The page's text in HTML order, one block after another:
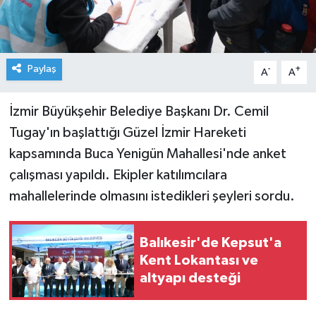
Paylaş A- A+
İzmir Büyükşehir Belediye Başkanı Dr. Cemil
Tugay'ın başlattığı Güzel İzmir Hareketi
kapsamında Buca Yenigün Mahallesi'nde anket
çalışması yapıldı. Ekipler katılımcılara
mahallelerinde olmasını istedikleri şeyleri sordu.
Balıkesir'de Kepsut'a
Kent Lokantası ve
altyapı desteği